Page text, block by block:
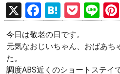
X
F
a
ce
H
at
e
P
o
ck
Li
n
e
今日は敬老の日です。
元気なおじいちゃん、おばあち
た。
調度ABS近くのショートステイ